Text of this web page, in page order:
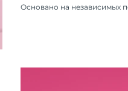
Основано на независимых